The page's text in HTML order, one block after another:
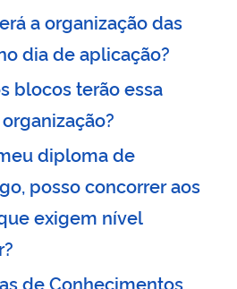
a organização das
dia de aplicação?
blocos terão essa
diploma de
posso concorrer aos
exigem nível
de Conhecimentos